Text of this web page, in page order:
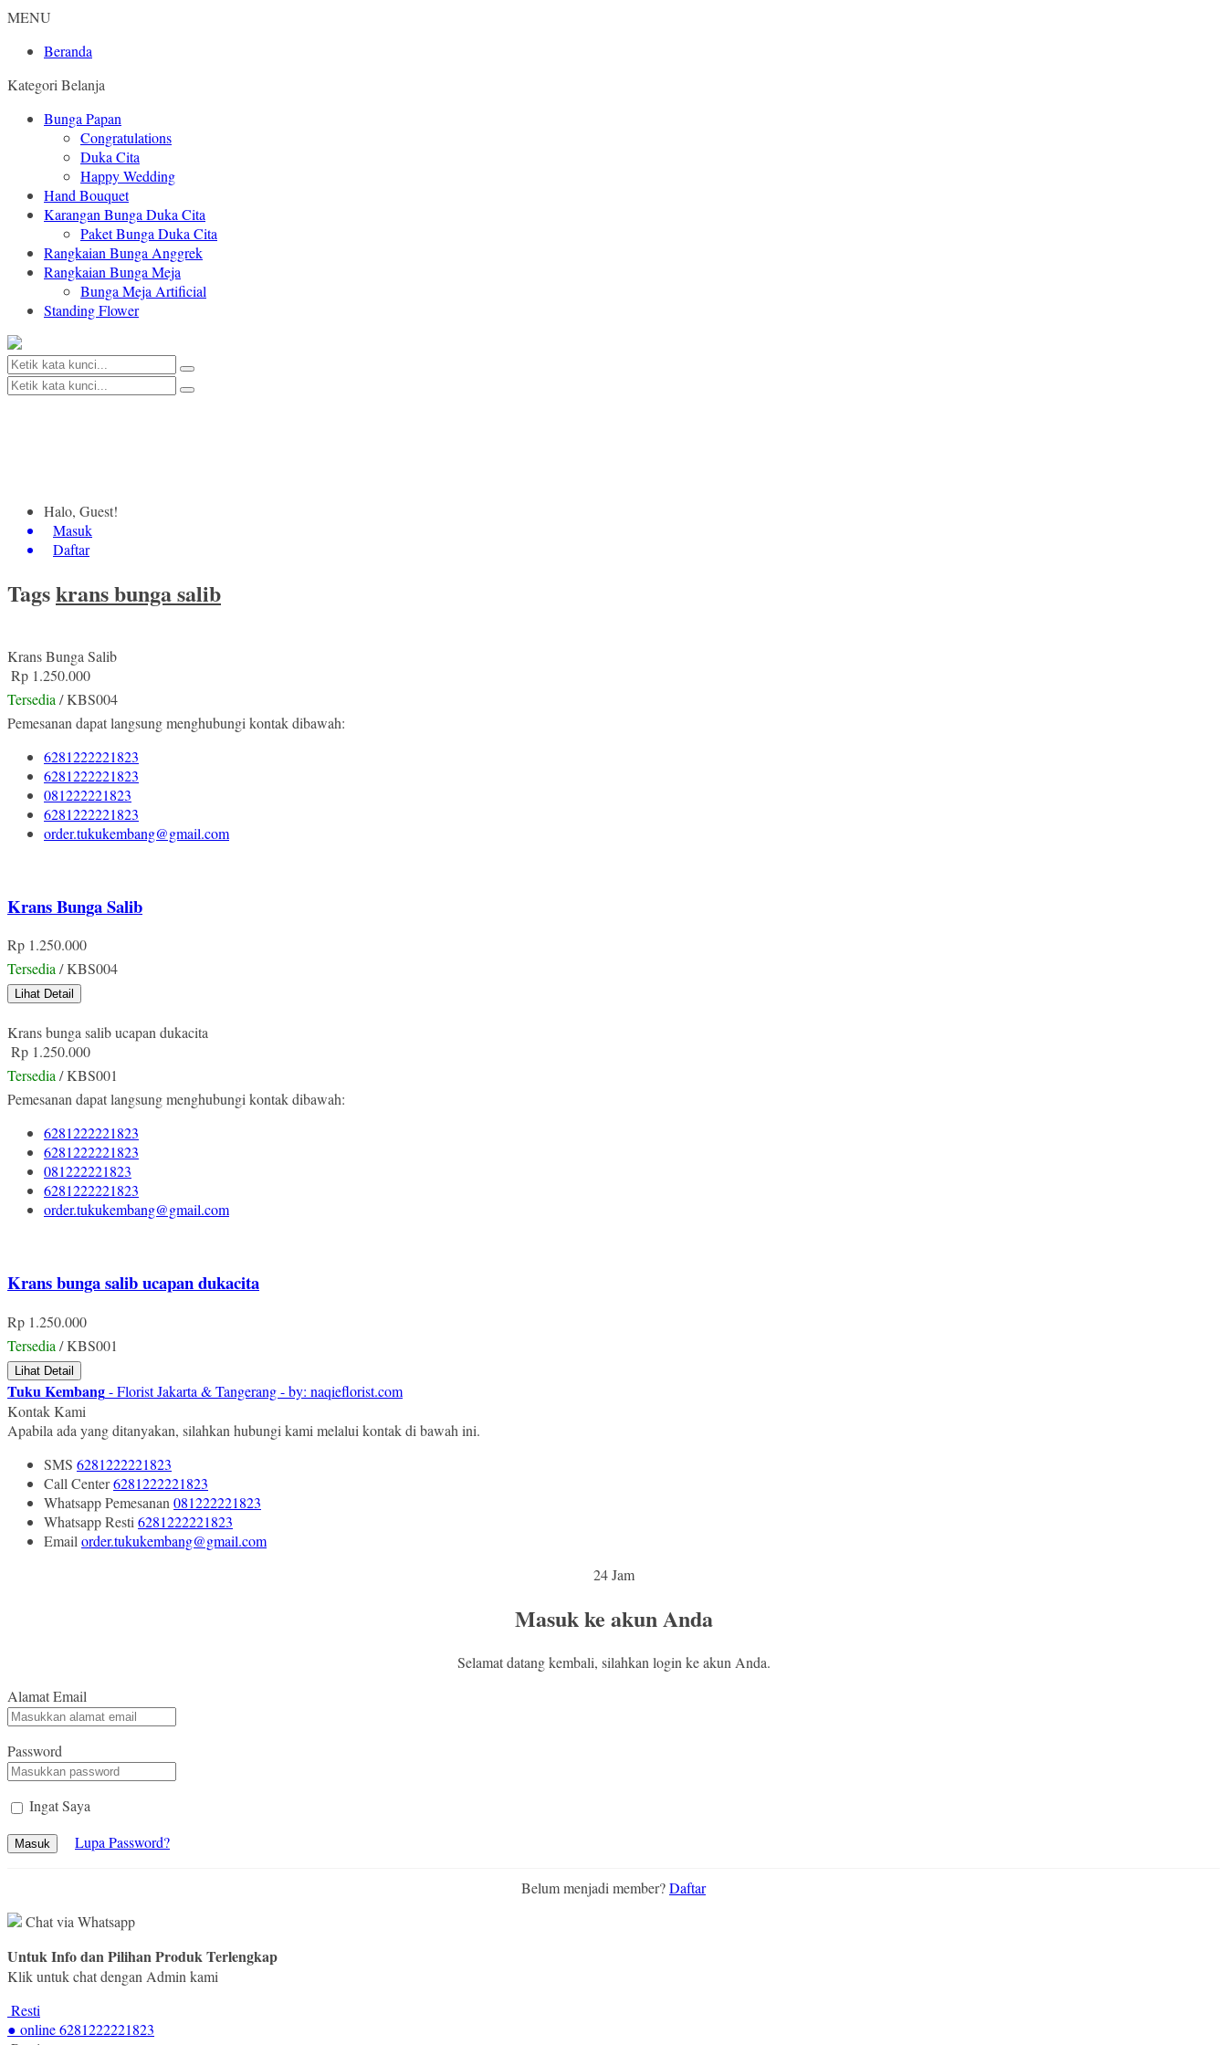
MENU
Beranda
Kategori Belanja
Bunga Papan
Congratulations
Duka Cita
Happy Wedding
Hand Bouquet
Karangan Bunga Duka Cita
Paket Bunga Duka Cita
Rangkaian Bunga Anggrek
Rangkaian Bunga Meja
Bunga Meja Artificial
Standing Flower
Halo, Guest!
Masuk
Daftar
Tagskrans bunga salib
Krans Bunga Salib
Rp 1.250.000
Tersedia / KBS004
Pemesanan dapat langsung menghubungi kontak dibawah:
6281222221823
6281222221823
081222221823
6281222221823
order.tukukembang@gmail.com
Krans Bunga Salib
Rp 1.250.000
Tersedia/ KBS004
Lihat Detail
Krans bunga salib ucapan dukacita
Rp 1.250.000
Tersedia/ KBS001
Pemesanan dapat langsung menghubungi kontak dibawah:
6281222221823
6281222221823
081222221823
6281222221823
order.tukukembang@gmail.com
Krans bunga salib ucapan dukacita
Rp 1.250.000
Tersedia / KBS001
Lihat Detail
Tuku Kembang- Florist Jakarta & Tangerang - by: naqieflorist.com
Kontak Kami
Apabila ada yang ditanyakan, silahkan hubungi kami melalui kontak di bawah ini.
SMS 6281222221823
Call Center6281222221823
WhatsappPemesanan 081222221823
WhatsappResti 6281222221823
Email order.tukukembang@gmail.com
24 Jam
Masuk ke akun Anda
Selamat datang kembali, silahkan login ke akun Anda.
Alamat Email
Password
Ingat Saya
Masuk Lupa Password?
Belum menjadi member?Daftar
Chat via Whatsapp
Untuk Info dan Pilihan Produk Terlengkap
Klik untuk chat dengan Admin kami
Resti
● online6281222221823